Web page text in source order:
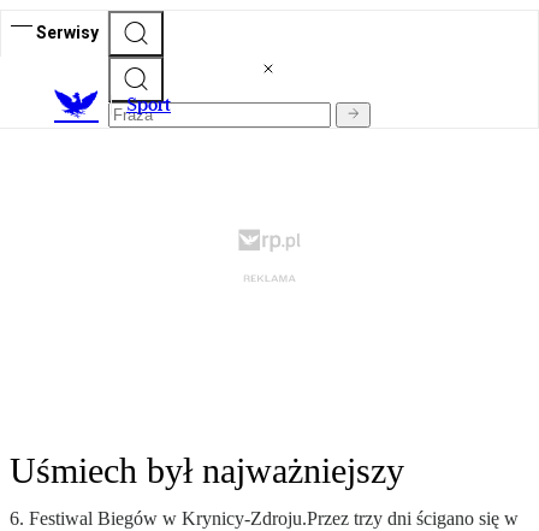
Serwisy
Sport
Uśmiech był najważniejszy
6. Festiwal Biegów w Krynicy-Zdroju.Przez trzy dni ścigano się w